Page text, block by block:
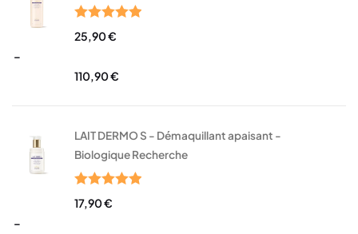
Note5.00
25,90€
–
110,90€
LAIT DERMO S - Démaquillant apaisant -
Biologique Recherche
Note 5.00
17,90€
–